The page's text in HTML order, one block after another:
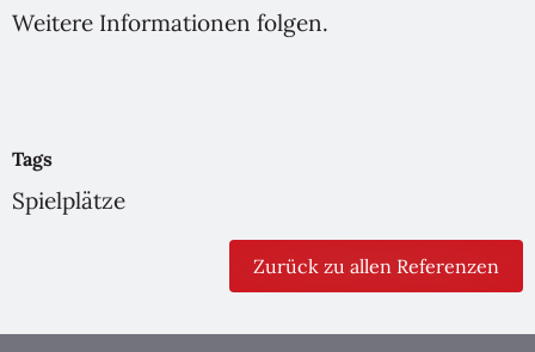
Weitere Informationen folgen.
Tags
Spielplätze
Zurück zu allen Referenzen